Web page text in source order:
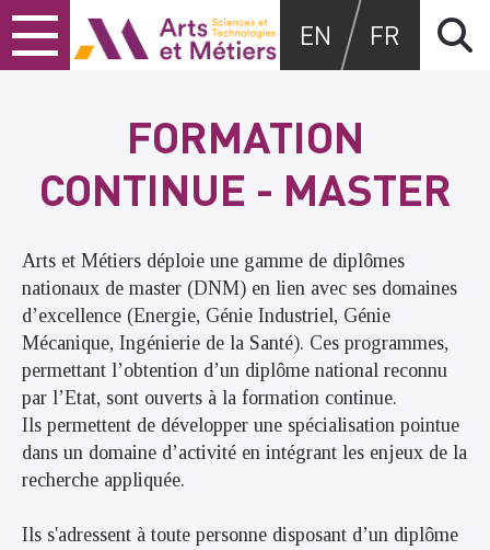
Skip
to
content
Skip
to
main
Skip
to
search
Arts et métiers
EN FR
FORMATION
CONTINUE - MASTER
Arts et Métiers déploie une gamme de diplômes
nationaux de master (DNM) en lien avec ses domaines
d’excellence (Energie, Génie Industriel, Génie
Mécanique, Ingénierie de la Santé). Ces programmes,
permettant l’obtention d’un diplôme national reconnu
par l’Etat, sont ouverts à la formation continue.
Ils permettent de développer une spécialisation pointue
dans un domaine d’activité en intégrant les enjeux de la
recherche appliquée.
Ils s'adressent à toute personne disposant d’un diplôme